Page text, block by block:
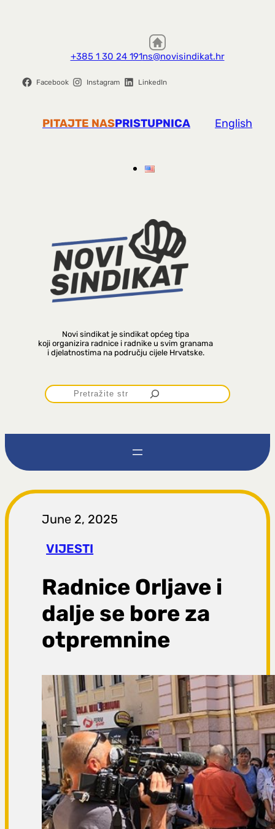
+385 1 30 24 191ns@novisindikat.hr
Facebook Instagram LinkedIn
PITAJTE NASPRISTUPNICA English
Novi sindikat je sindikat općeg tipa
koji organizira radnice i radnike u svim granama
i djelatnostima na području cijele Hrvatske.
P
r
t
r
a
g
a
June 2, 2025
VIJESTI
Radnice Orljave i
dalje se bore za
otpremnine